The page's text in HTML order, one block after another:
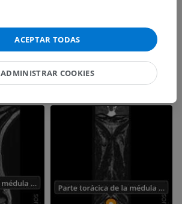
ACEPTAR TODAS
ADMINISTRAR COOKIES